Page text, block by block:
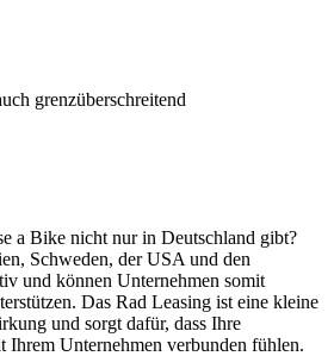
grenzüberschreitend
a Bike nicht nur in Deutschland gibt?
Schweden, der USA und den
und können Unternehmen somit
Das Rad Leasing ist eine kleine
und sorgt dafür, dass Ihre
Unternehmen verbunden fühlen.